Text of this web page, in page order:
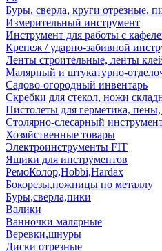
Буры, сверла, круги отрезные,
Измерительный инструмент
Инструмент для работы с
Крепеж / ударно-забивной
Ленты строительные, ленты
Малярный и штукатурно-
Садово-огородный инвентарь
Скребки для стекол, ножи
Пистолеты для герметика, пены,
Столярно-слесарный
Хозяйственные товары
Электроинструменты FIT
Ящики для инструментов
РемоКолор,Hobbi,Hardax
Бокорезы,ножницы по металлу
Буры,сверла,пики
Валики
Ванночки малярные
Веревки,шнуры
Диски отрезные